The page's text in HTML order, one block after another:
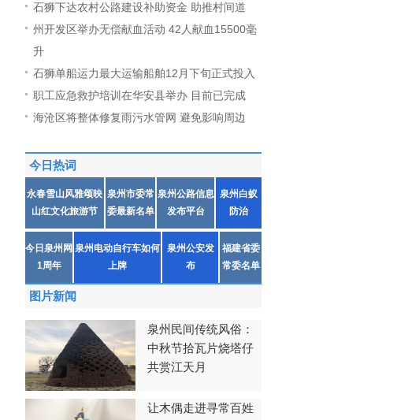
石狮下达农村公路建设补助资金 助推村间道
州开发区举办无偿献血活动 42人献血15500毫
升
石狮单船运力最大运输船舶12月下旬正式投入
职工应急救护培训在华安县举办 目前已完成
海沧区将整体修复雨污水管网 避免影响周边
今日热词
永春雪山风雅颂映
山红文化旅游节
泉州市委常
委最新名单
泉州公路信息
发布平台
泉州白蚁
防治
今日泉州网
1周年
泉州电动自行车如何
上牌
泉州公安发
布
福建省委
常委名单
图片新闻
泉州民间传统风俗：
中秋节拾瓦片烧塔仔
共赏江天月
让木偶走进寻常百姓